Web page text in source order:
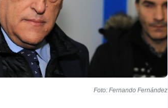
Foto: Fernando Fernández